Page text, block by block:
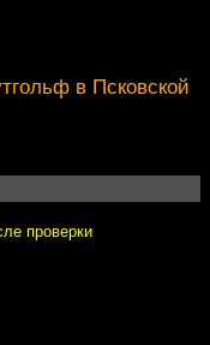
в Псковской
проверки